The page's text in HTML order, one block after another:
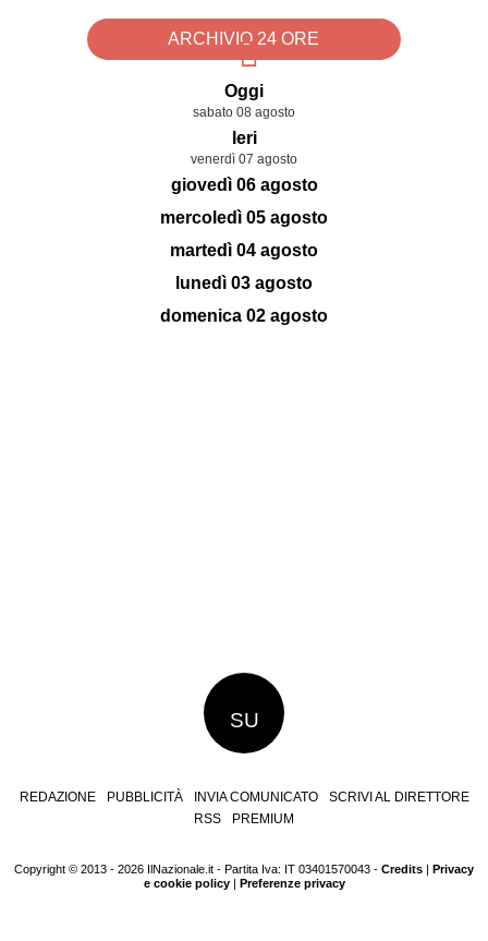
ARCHIVIO 24 ORE
Oggi
sabato 08 agosto
Ieri
venerdì 07 agosto
giovedì 06 agosto
mercoledì 05 agosto
martedì 04 agosto
lunedì 03 agosto
domenica 02 agosto
SU
REDAZIONE PUBBLICITÀ INVIA COMUNICATO
SCRIVI AL DIRETTORE
RSS
PREMIUM
Copyright © 2013 - 2026 IlNazionale.it - Partita Iva: IT 03401570043 - Credits | Privacy
e cookie policy| Preferenze privacy